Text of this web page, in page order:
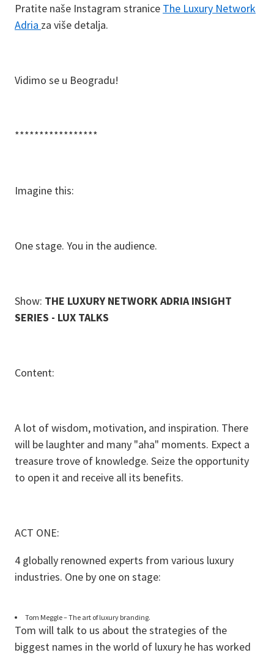
Pratite naše Instagram stranice The Luxury Network
Adria za više detalja.
Vidimo se u Beogradu!
*****************
Imagine this:
One stage. You in the audience.
Show: THE LUXURY NETWORK ADRIA INSIGHT
SERIES - LUX TALKS
Content:
A lot of wisdom, motivation, and inspiration. There
will be laughter and many "aha" moments. Expect a
treasure trove of knowledge. Seize the opportunity
to open it and receive all its benefits.
ACT ONE:
4 globally renowned experts from various luxury
industries. One by one on stage:
Tom Meggle – The art of luxury branding.
Tom will talk to us about the strategies of the
biggest names in the world of luxury he has worked